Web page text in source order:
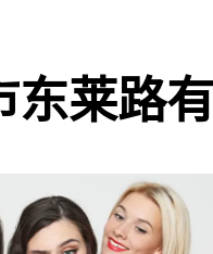
东莱路